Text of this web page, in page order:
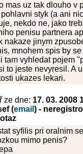
mas uz tak dlouho v
styk (a ani
nekdo ne, jako
penisu partnera
nakaze jinym
mnohem spis by
tam vyhledat pojem
to jeste nevyresil. A
ukazes lekari.
ze dne: 17. 03. 2008
(email ) -
syfilis pri oralnim
mimo penis?